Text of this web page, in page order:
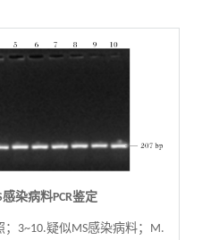
染病料PCR鉴定
3~10.疑似MS感染病料；M.